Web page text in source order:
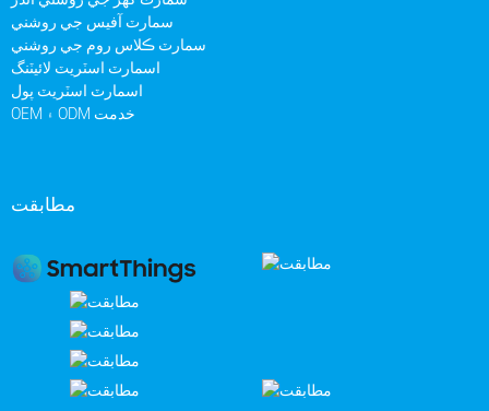
سمارٽ آفيس جي روشني
سمارٽ ڪلاس روم جي روشني
اسمارٽ اسٽريٽ لائيٽنگ
اسمارٽ اسٽريٽ پول
OEM ۽ ODM خدمت
مطابقت